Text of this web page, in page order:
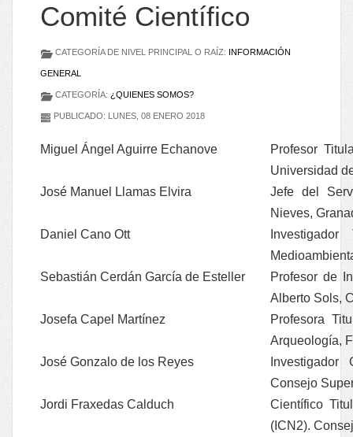
Comité Científico
CATEGORÍA DE NIVEL PRINCIPAL O RAÍZ: INFORMACIÓN
GENERAL
CATEGORÍA: ¿QUIENES SOMOS?
PUBLICADO: LUNES, 08 ENERO 2018
Miguel Ángel Aguirre Echanove
Profesor
Universidad
José Manuel Llamas Elvira
Jefe del
Nieves,
Daniel Cano Ott
Sebastián Cerdán García de Esteller
Profesor de
Alberto Sols,
Josefa Capel Martínez
Profesora
Arqueología,
José Gonzalo de los Reyes
Consejo
Jordi Fraxedas Calduch
Científico
(ICN2).